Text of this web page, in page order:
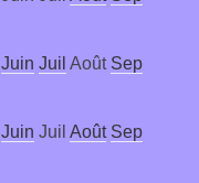
Juin Juil Août Sep
Juin Juil Août Sep